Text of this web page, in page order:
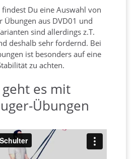
Du eine Auswahl von
Übungen aus DVD01 und
sind allerdings z.T.
deshalb sehr fordernd. Bei
ist besonders auf eine
zu achten.
geht es mit
Übungen